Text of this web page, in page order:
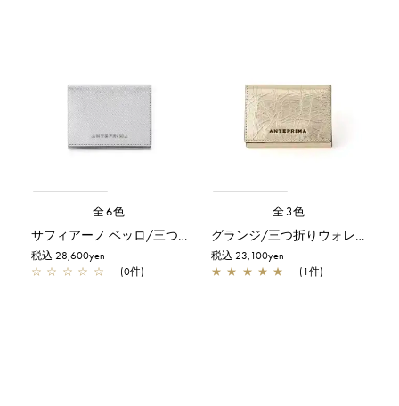
全6色
サフィアーノ ベッロ/三つ折りウォレット/シルバー
税込 28,600yen
☆ ☆ ☆ ☆ ☆ (0件)
全3色
グランジ/三つ折りウォレット/シャンパンゴールド
税込 23,100yen
★ ★ ★ ★ ★ (1件)